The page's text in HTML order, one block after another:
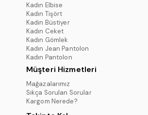
Kadın Elbise
Kadın Tişört
Kadın Büstiyer
Kadın Ceket
Kadın Gömlek
Kadın Jean Pantolon
Kadın Pantolon
Müşteri Hizmetleri
Mağazalarımız
Sıkça Sorulan Sorular
Kargom Nerede?